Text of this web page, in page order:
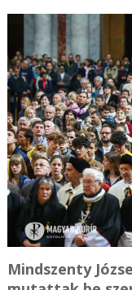
Mindszenty